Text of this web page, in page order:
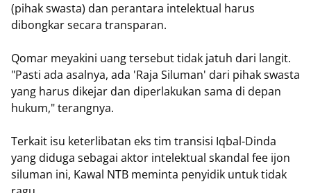
(pihak swasta) dan perantara intelektual harus
dibongkar secara transparan.
Qomar meyakini uang tersebut tidak jatuh dari langit.
"Pasti ada asalnya, ada 'Raja Siluman' dari pihak swasta
yang harus dikejar dan diperlakukan sama di depan
hukum," terangnya.
Terkait isu keterlibatan eks tim transisi Iqbal-Dinda
yang diduga sebagai aktor intelektual skandal fee ijon
siluman ini, Kawal NTB meminta penyidik untuk tidak